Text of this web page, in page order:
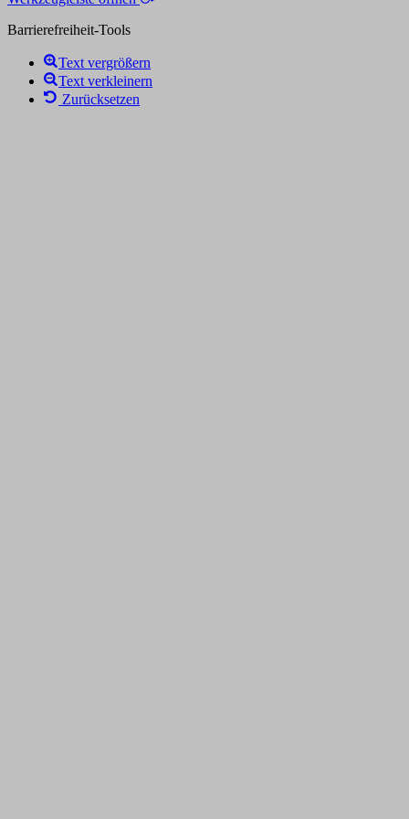
Barrierefreiheit-Tools
Text vergrößern
Text verkleinern
Zurücksetzen